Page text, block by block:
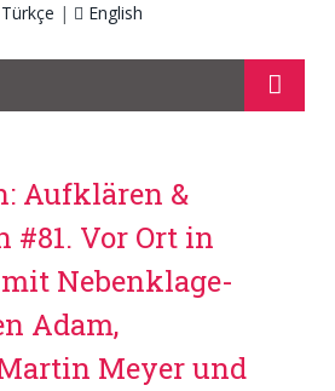
Türkçe | English
Aufklären &
#81. Vor Ort in
Nebenklage-
Adam,
Meyer und